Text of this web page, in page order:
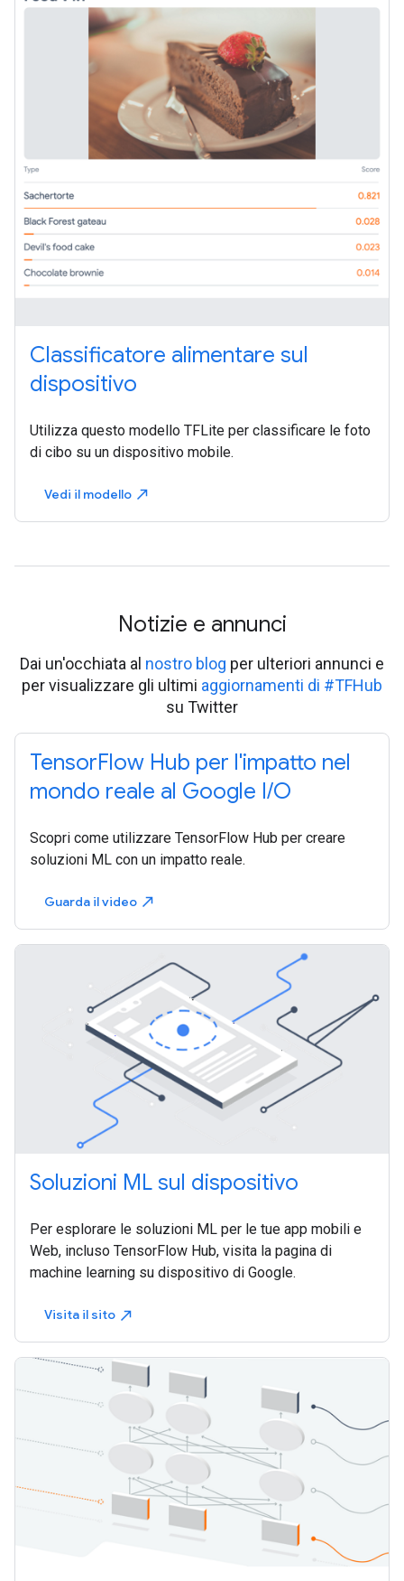
Classificatore alimentare sul
dispositivo
Utilizza questo modello TFLite per classificare le foto
di cibo su un dispositivo mobile.
Vedi il modello north_east
Notizie e annunci
Dai un'occhiata al nostro blog per ulteriori annunci e
per visualizzare gli ultimi aggiornamenti di #TFHub
su Twitter
TensorFlow Hub per l'impatto nel
mondo reale al Google I/O
Scopri come utilizzare TensorFlow Hub per creare
soluzioni ML con un impatto reale.
Guarda il video north_east
Soluzioni ML sul dispositivo
Per esplorare le soluzioni ML per le tue app mobili e
Web, incluso TensorFlow Hub, visita la pagina di
machine learning su dispositivo di Google.
Visita il sito north_east